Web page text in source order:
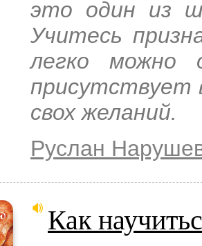
это один из
Учитесь
легко можно
присутствует
свох желаний.
Руслан
Как